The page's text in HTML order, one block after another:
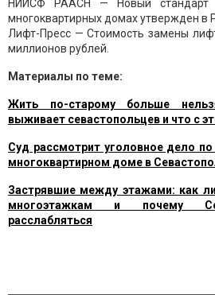
НИИСФ РААСН — Новый стандарт
многоквартирных домах утвержден в
Лифт-Пресс — Стоимость замены
миллионов рублей.
Материалы по теме:
Жить по-старому больше
выживает севастопольцев и что с
Суд рассмотрит уголовное дело
многоквартирном доме в
Застрявшие между этажами: как
многоэтажкам и почему
расслабляться